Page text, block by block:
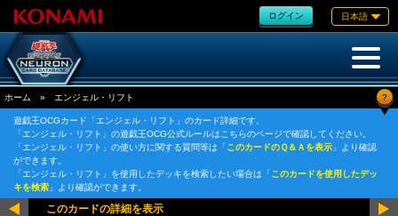
ログイン 日本語
ホーム » エンジェル・リフト ?
遊戯王OCGカード「エンジェル・リフト」のカード詳細です。
「エンジェル・リフト」の遊戯王OCG公式ルールはこちらのページで確認してください。
「エンジェル・リフト」の使い方に関する質問等は「このカードのＱ＆Ａを表示 」より確認
ができます。
「エンジェル・リフト」を使用したデッキを検索したい場合は「このカードを使用したデッ
キを検索 」より確認ができます。